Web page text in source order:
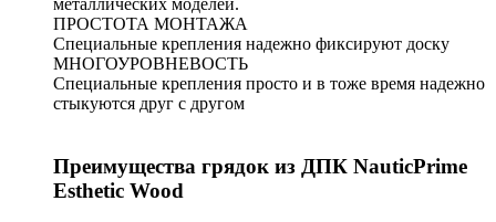
металлических моделей.
ПРОСТОТА МОНТАЖА
Специальные крепления надежно фиксируют доску
МНОГОУРОВНЕВОСТЬ
Специальные крепления просто и в тоже время надежно
стыкуются друг с другом
Преимущества грядок из ДПК NauticPrime
Esthetic Wood